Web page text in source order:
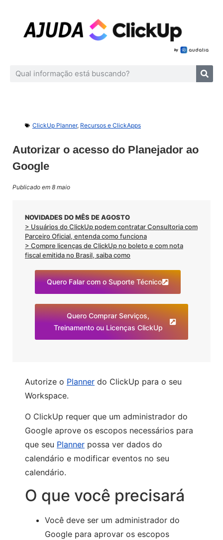
ClickUp Planner, Recursos e ClickApps
Autorizar o acesso do Planejador ao
Google
Publicado em 8 maio
NOVIDADES DO MÊS DE AGOSTO
> Usuários do ClickUp podem contratar Consultoria com
Parceiro Oficial, entenda como funciona
> Compre licenças de ClickUp no boleto e com nota
fiscal emitida no Brasil, saiba como
Quero Falar com o Suporte Técnico
Quero Comprar Serviços,
Treinamento ou Licenças ClickUp
Autorize o Planner do ClickUp para o seu
Workspace.
O ClickUp requer que um administrador do
Google aprove os escopos necessários para
que seu Planner possa ver dados do
calendário e modificar eventos no seu
calendário.
O que você precisará
Você deve ser um administrador do
Google para aprovar os escopos